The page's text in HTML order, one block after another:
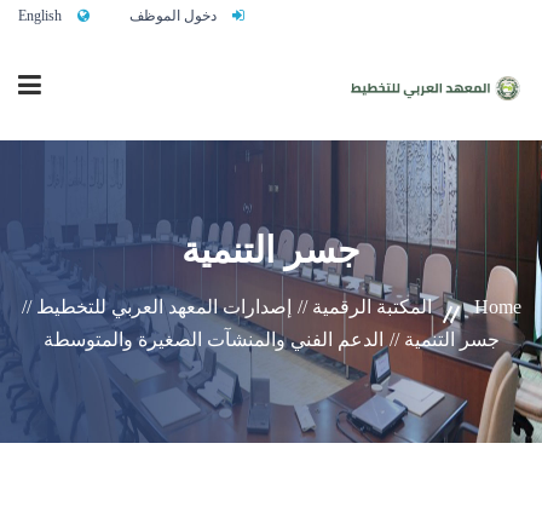
دخول الموظف English
الرئيسية
من نحن
خدماتنا
تواصلوا معنا
جسر التنمية
Home المكتبة الرقمية // إصدارات المعهد العربي للتخطيط //
جسر التنمية // الدعم الفني والمنشآت الصغيرة والمتوسطة